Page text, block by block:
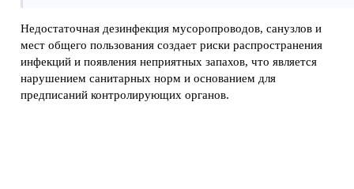
Недостаточная дезинфекция мусоропроводов, санузлов и
мест общего пользования создает риски распространения
инфекций и появления неприятных запахов, что является
нарушением санитарных норм и основанием для
предписаний контролирующих органов.